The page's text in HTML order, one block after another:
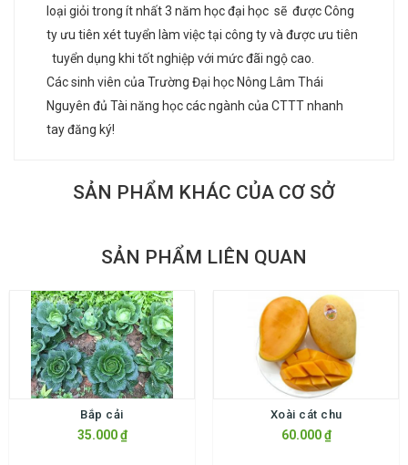
loại giỏi trong ít nhất 3 năm học đại học sẽ được Công
ty ưu tiên xét tuyển làm việc tại công ty và được ưu tiên
tuyển dụng khi tốt nghiệp với mức đãi ngộ cao.
Các sinh viên của Trường Đại học Nông Lâm Thái
Nguyên đủ Tài năng học các ngành của CTTT nhanh
tay đăng ký!
SẢN PHẨM KHÁC CỦA CƠ SỞ
SẢN PHẨM LIÊN QUAN
Bắp cải
35.000 ₫
Xoài cát chu
60.000 ₫